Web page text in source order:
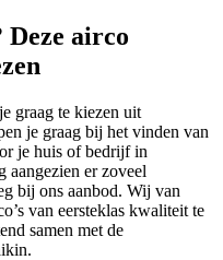
Deze airco
graag te kiezen uit
je graag bij het vinden van
je huis of bedrijf in
aangezien er zoveel
bij ons aanbod. Wij van
van eersteklas kwaliteit te
samen met de